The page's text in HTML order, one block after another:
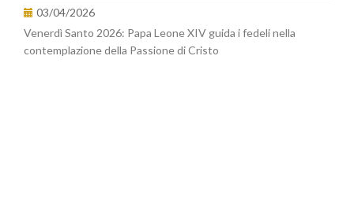
03/04/2026
Venerdì Santo 2026: Papa Leone XIV guida i fedeli nella
contemplazione della Passione di Cristo